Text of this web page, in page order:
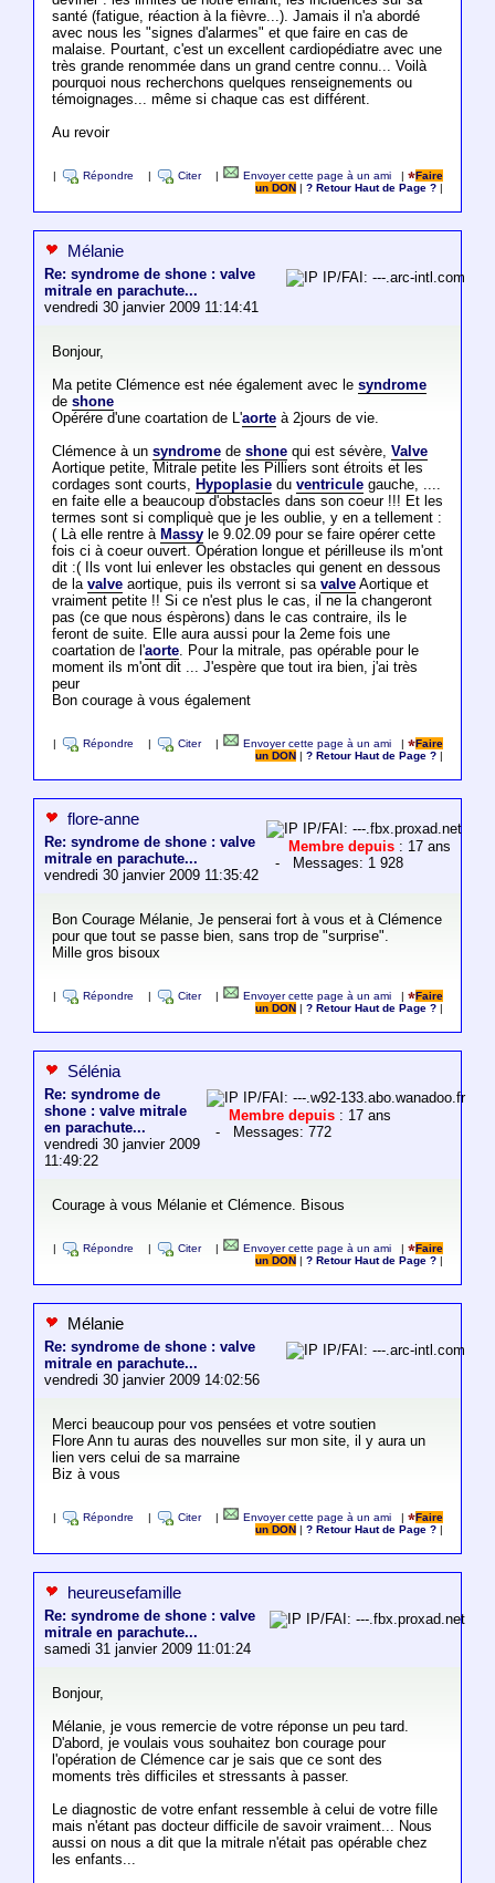
santé (fatigue, réaction à la fièvre...). Jamais il n'a abordé
avec nous les "signes d'alarmes" et que faire en cas de
malaise. Pourtant, c'est un excellent cardiopédiatre avec une
très grande renommée dans un grand centre connu... Voilà
pourquoi nous recherchons quelques renseignements ou
témoignages... même si chaque cas est différent.
Au revoir
Répondre Citer Envoyer cette page à un ami |
Faire
un DON
|? Retour Haut de Page ?
Mélanie
Re: syndrome de shone : valve
mitrale en parachute...
vendredi 30 janvier 2009 11:14:41
IP/FAI: ---.arc-intl.com
Bonjour,
Ma petite Clémence est née également avec le syndrome
de shone
Opérére d'une coartation de L'aorteà 2jours de vie.
Clémence à un syndromede shonequi est sévère, Valve
Aortique petite, Mitrale petite les Pilliers sont étroits et les
cordages sont courts, Hypoplasiedu ventriculegauche, ....
en faite elle a beaucoup d'obstacles dans son coeur !!! Et les
termes sont si compliquè que je les oublie, y en a tellement :
( Là elle rentre à Massyle 9.02.09 pour se faire opérer cette
fois ci à coeur ouvert. Opération longue et périlleuse ils m'ont
dit :( Ils vont lui enlever les obstacles qui genent en dessous
de la valveaortique, puis ils verront si sa valveAortique et
vraiment petite !! Si ce n'est plus le cas, il ne la changeront
pas (ce que nous éspèrons) dans le cas contraire, ils le
feront de suite. Elle aura aussi pour la 2eme fois une
coartation de l'aorte. Pour la mitrale, pas opérable pour le
moment ils m'ont dit ... J'espère que tout ira bien, j'ai très
peur
Bon courage à vous également
Répondre Citer Envoyer cette page à un ami |
Faire
un DON
|? Retour Haut de Page ?
flore-anne
Re: syndrome de shone : valve
mitrale en parachute...
vendredi 30 janvier 2009 11:35:42
IP/FAI: ---.fbx.proxad.net
Membre depuis : 17 ans
- Messages: 1 928
Bon Courage Mélanie, Je penserai fort à vous et à Clémence
pour que tout se passe bien, sans trop de "surprise".
Mille gros bisoux
Répondre Citer Envoyer cette page à un ami |
Faire
un DON
|? Retour Haut de Page ?
Sélénia
Re: syndrome de
shone : valve mitrale
en parachute...
vendredi 30 janvier 2009
11:49:22
IP/FAI: ---.w92-133.abo.wanadoo.fr
Membre depuis : 17 ans
- Messages: 772
Courage à vous Mélanie et Clémence. Bisous
Répondre Citer Envoyer cette page à un ami |
Faire
un DON
|? Retour Haut de Page ?
Mélanie
Re: syndrome de shone : valve
mitrale en parachute...
vendredi 30 janvier 2009 14:02:56
IP/FAI: ---.arc-intl.com
Merci beaucoup pour vos pensées et votre soutien
Flore Ann tu auras des nouvelles sur mon site, il y aura un
lien vers celui de sa marraine
Biz à vous
Répondre Citer Envoyer cette page à un ami |
Faire
un DON
|? Retour Haut de Page ?
heureusefamille
Re: syndrome de shone : valve
mitrale en parachute...
samedi 31 janvier 2009 11:01:24
IP/FAI: ---.fbx.proxad.net
Bonjour,
Mélanie, je vous remercie de votre réponse un peu tard.
D'abord, je voulais vous souhaitez bon courage pour
l'opération de Clémence car je sais que ce sont des
moments très difficiles et stressants à passer.
Le diagnostic de votre enfant ressemble à celui de votre fille
mais n'étant pas docteur difficile de savoir vraiment... Nous
aussi on nous a dit que la mitrale n'était pas opérable chez
les enfants...